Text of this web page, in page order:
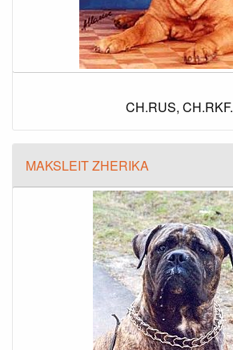
CH.RUS, CH.RKF.
MAKSLEIT ZHERIKA